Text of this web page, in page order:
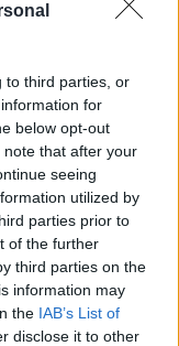
to third parties, or
for
below opt-out
that after your
seeing
utilized by
parties prior to
of the further
third parties on the
information may
the IAB’s List of
disclose it to other
50 /50
2000 /2000